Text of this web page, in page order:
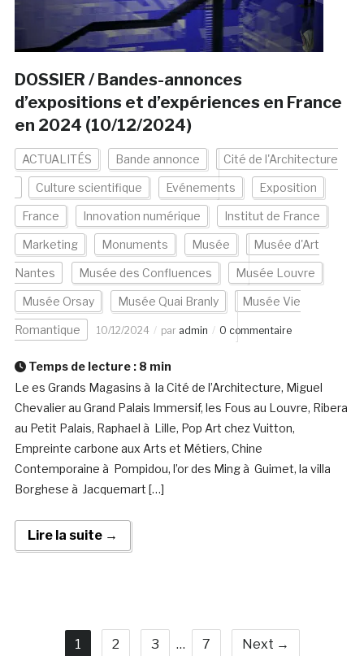
DOSSIER / Bandes-annonces
d’expositions et d’expériences en France
en 2024 (10/12/2024)
ACTUALITÉS Bande annonce Cité de l'Architecture
Culture scientifique Evénements Exposition
France Innovation numérique Institut de France
Marketing Monuments Musée Musée d'Art
Nantes Musée des Confluences Musée Louvre
Musée Orsay Musée Quai Branly Musée Vie
Romantique 10/12/2024 par admin 0 commentaire
Temps de lecture : 8 min
Le es Grands Magasins à la Cité de l’Architecture, Miguel
Chevalier au Grand Palais Immersif, les Fous au Louvre, Ribera
au Petit Palais, Raphael à Lille, Pop Art chez Vuitton,
Empreinte carbone aux Arts et Métiers, Chine
Contemporaine à Pompidou, l’or des Ming à Guimet, la villa
Borghese à Jacquemart […]
Lire la suite →
1 2 3 … 7 Next →